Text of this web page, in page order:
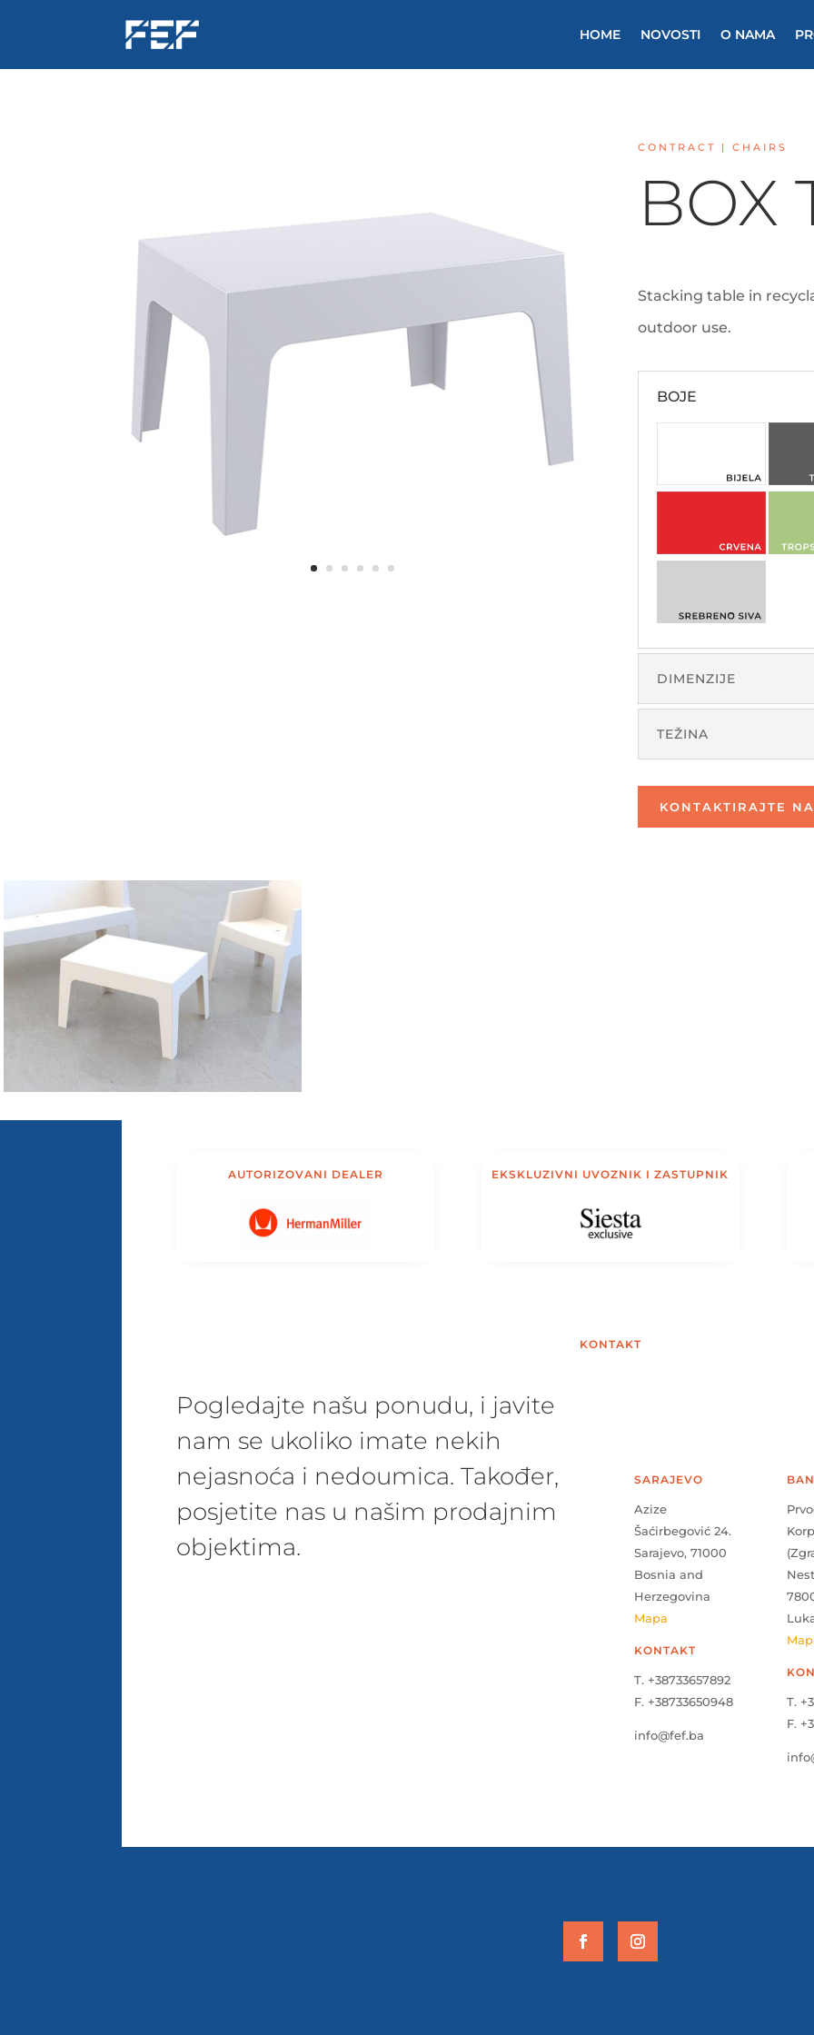
HOME NOVOSTI O NAMA
CONTRACT | CHAIRS
BOX
Stacking table in
outdoor use.
BOJE
DIMENZIJE
TEŽINA
KONTAKTIRAJTE
AUTORIZOVANI DEALER EKSKLUZIVNI UVOZNIK I ZASTUPNIK
KONTAKT
Pogledajte našu ponudu, i javite
nam se ukoliko imate nekih
nejasnoća i nedoumica. Također,
posjetite nas u našim prodajnim
objektima.
SARAJEVO
Azize
Šaćirbegović 24.
Sarajevo, 71000
Bosnia and
Herzegovina
Mapa
KONTAKT
T. +38733657892
F. +38733650948
info@fef.ba
T.
F.